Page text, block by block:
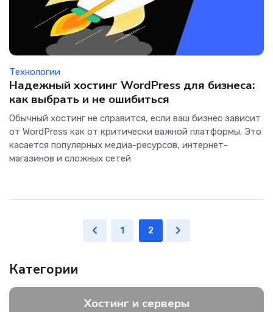
Технологии
Надежный хостинг WordPress для бизнеса:
как выбрать и не ошибиться
Обычный хостинг не справится, если ваш бизнес зависит
от WordPress как от критически важной платформы. Это
касается популярных медиа-ресурсов, интернет-
магазинов и сложных сетей
1 2
Категории
Хостинг и серверы